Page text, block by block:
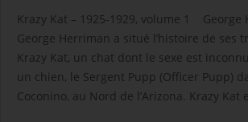
02-
24
Krazy Kat – 1925-1929, volume 1
George Herriman a situé l’histoire de ses
Krazy Kat, un chat dont le sexe est
un chien, le Sergent Pupp (Officer Pupp)
Coconino, au Nord de l’Arizona. Krazy Kat